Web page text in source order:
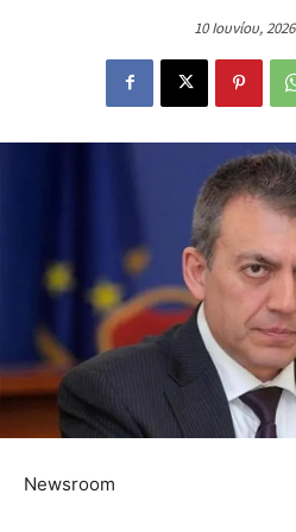
10 Ιουνίου, 2026
Newsroom